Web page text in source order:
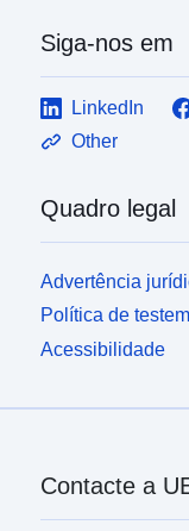
Siga-nos em
LinkedIn
Other
Quadro legal
Advertência
Política de
Acessibilidade
Contacte a